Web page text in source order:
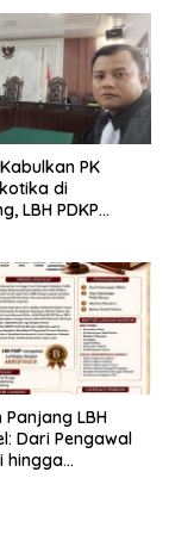
PK
di
LBH PDKP
LBH
Dari Pengawal
hingga